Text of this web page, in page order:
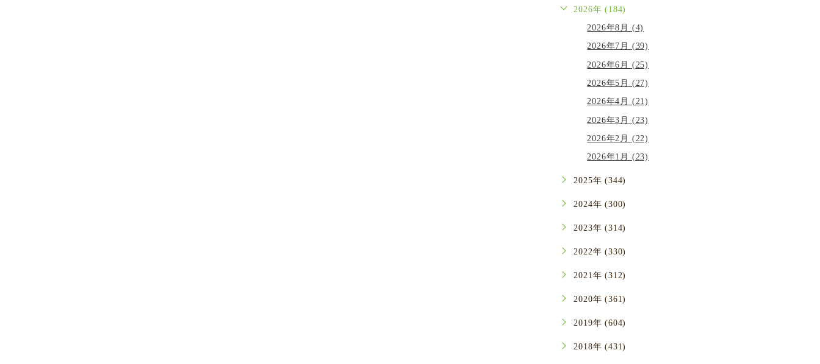
2026年 (184)
2026年8月 (4)
2026年7月 (39)
2026年6月 (25)
2026年5月 (27)
2026年4月 (21)
2026年3月 (23)
2026年2月 (22)
2026年1月 (23)
2025年 (344)
2024年 (300)
2023年 (314)
2022年 (330)
2021年 (312)
2020年 (361)
2019年 (604)
2018年 (431)